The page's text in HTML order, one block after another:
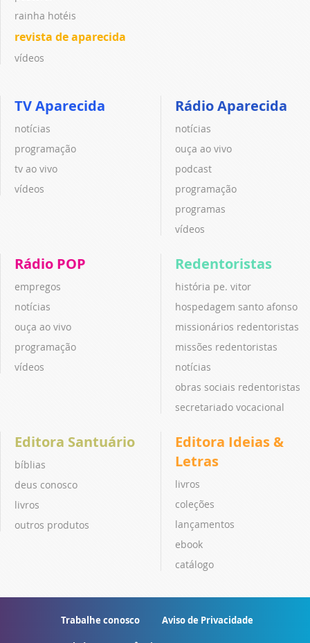
rainha hotéis
revista de aparecida
vídeos
TV Aparecida
notícias
programação
tv ao vivo
vídeos
Rádio Aparecida
notícias
ouça ao vivo
podcast
programação
programas
vídeos
Rádio POP
empregos
notícias
ouça ao vivo
programação
vídeos
Redentoristas
história pe. vitor
hospedagem santo afonso
missionários redentoristas
missões redentoristas
notícias
obras sociais redentoristas
secretariado vocacional
Editora Santuário
bíblias
deus conosco
livros
outros produtos
Editora Ideias &
Letras
livros
coleções
lançamentos
ebook
catálogo
Trabalhe conosco Aviso de Privacidade